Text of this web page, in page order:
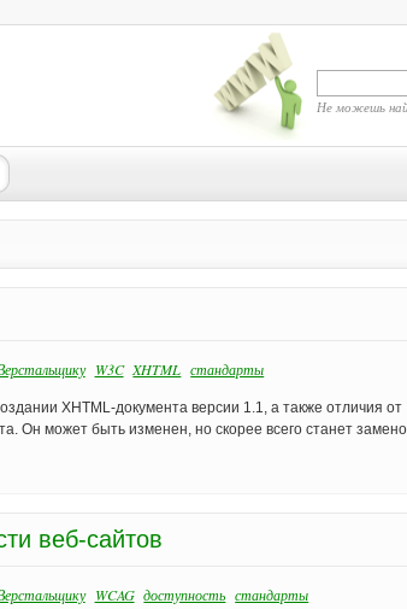
Не можешь
W3C XHTML стандарты
XHTML-документа версии 1.1, а также отличия от
Он может быть изменен, но скорее всего станет
веб-сайтов
WCAG доступность стандарты